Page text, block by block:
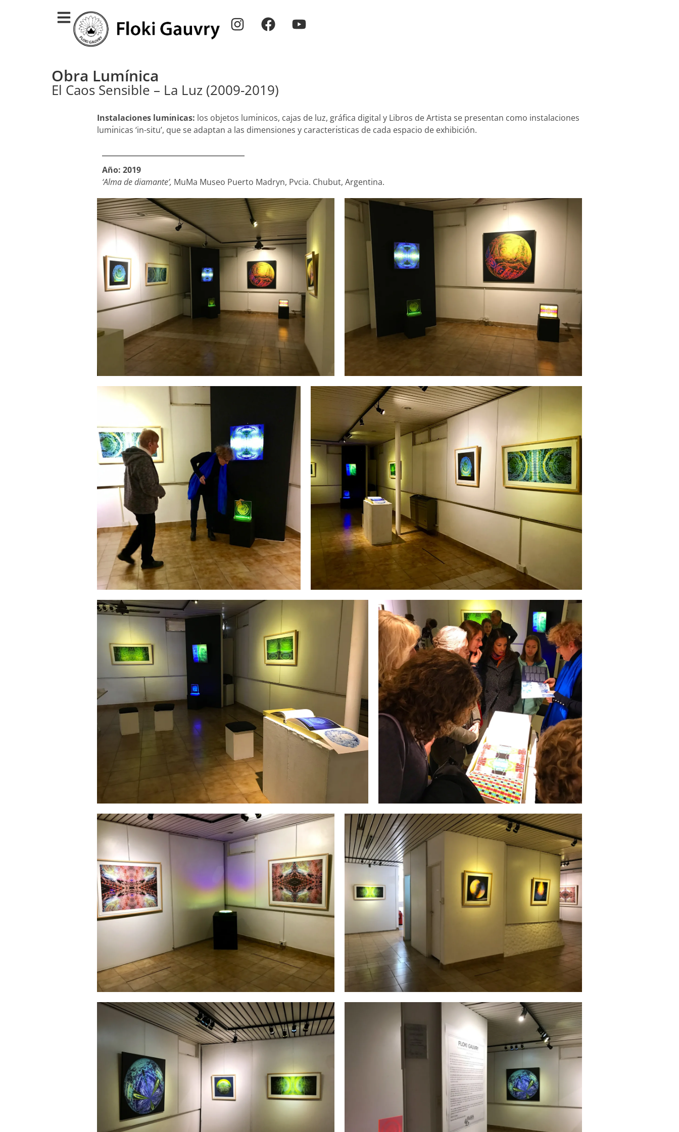
Obra Lumínica
El Caos Sensible – La Luz (2009-2019)
Instalaciones lumı́nicas: los objetos lumı́nicos, cajas de luz, gráfica digital y Libros de Artista se presentan como instalaciones
lumı́nicas ‘in-situ’, que se adaptan a las dimensiones y caracterı́sticas de cada espacio de exhibición.
Año: 2019
‘Alma de diamante’, MuMa Museo Puerto Madryn, Pvcia. Chubut, Argentina.